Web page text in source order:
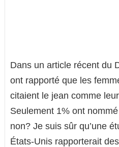
Dans un article récent du
ont rapporté que les
citaient le jean comme
Seulement 1% ont
non? Je suis sûr qu’une
États-Unis rapporterait